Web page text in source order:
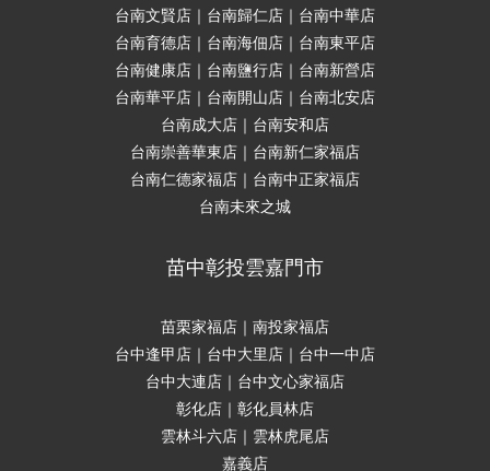
台南文賢店｜台南歸仁店｜台南中華店
台南育德店｜台南海佃店｜台南東平店
台南健康店｜台南鹽行店｜台南新營店
台南華平店｜台南開山店｜台南北安店
台南成大店｜台南安和店
台南崇善華東店｜台南新仁家福店
台南仁德家福店｜台南中正家福店
台南未來之城
苗中彰投雲嘉門市
苗栗家福店｜南投家福店
台中逢甲店｜台中大里店｜台中一中店
台中大連店｜台中文心家福店
彰化店｜彰化員林店
雲林斗六店｜雲林虎尾店
嘉義店